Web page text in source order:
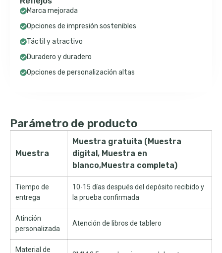
Marca mejorada
Opciones de impresión sostenibles
Táctil y atractivo
Duradero y duradero
Opciones de personalización altas
Parámetro de producto
Muestra
Muestra gratuita (Muestra
digital, Muestra en
blanco,Muestra completa)
Tiempo de
entrega
10-15 días después del depósito recibido y
la prueba confirmada
Atinción
personalizada
Atención de libros de tablero
Material de